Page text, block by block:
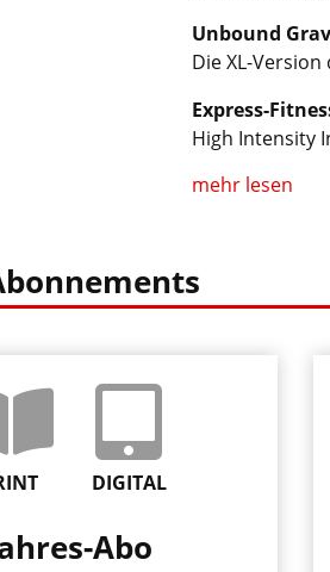
Unbound
Die XL-
Express-
High Intensity
mehr lesen
DIGITAL
Abo